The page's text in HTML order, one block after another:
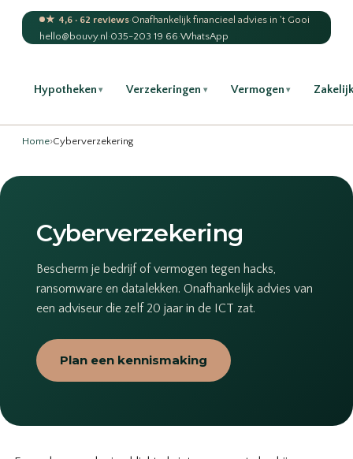
★ 4,6 · 62 reviews·Onafhankelijk financieel advies in 't Gooi
hello@bouvy.nl·035-203 19 66·WhatsApp
Hypotheken ▾ Verzekeringen ▾ Vermogen ▾
Home›Cyberverzekering
Cyberverzekering
Bescherm je bedrijf of vermogen tegen hacks,
ransomware en datalekken. Onafhankelijk advies van
een adviseur die zelf 20 jaar in de ICT zat.
Plan een kennismaking